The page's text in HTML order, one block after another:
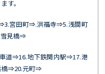
す。
宮田町⇒.洪福寺⇒5.浅間町
見橋⇒
道⇒16.地下鉄関内駅⇒17.港
橋⇒20.元町⇒